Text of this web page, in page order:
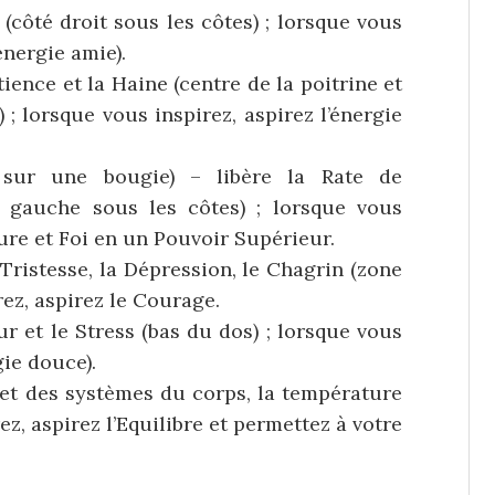
droit sous les côtes) ; lorsque vous
amie).
et la Haine (centre de la poitrine et
lorsque vous inspirez, aspirez l’énergie
une bougie) – libère la Rate de
gauche sous les côtes) ; lorsque vous
et Foi en un Pouvoir Supérieur.
la Dépression, le Chagrin (zone
aspirez le Courage.
et le Stress (bas du dos) ; lorsque vous
douce).
systèmes du corps, la température
aspirez l’Equilibre et permettez à votre